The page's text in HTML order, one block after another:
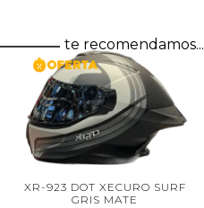
te recomendamos...
XR-923 DOT XECURO SURF
GRIS MATE